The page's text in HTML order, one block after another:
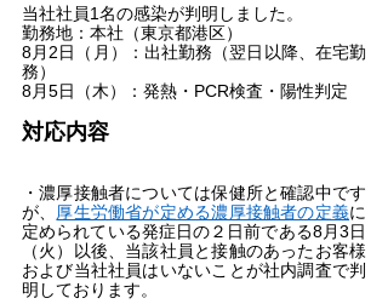
当社社員1名の感染が判明しました。
勤務地：本社（東京都港区）
8月2日（月）：出社勤務（翌日以降、在宅勤
務）
8月5日（木）：発熱・PCR検査・陽性判定
対応内容
・濃厚接触者については保健所と確認中です
が、 厚生労働省が定める濃厚接触者の定義に
定められている発症日の２日前である8月3日
（火）以後、当該社員と接触のあったお客様
および当社社員はいないことが社内調査で判
明しております。